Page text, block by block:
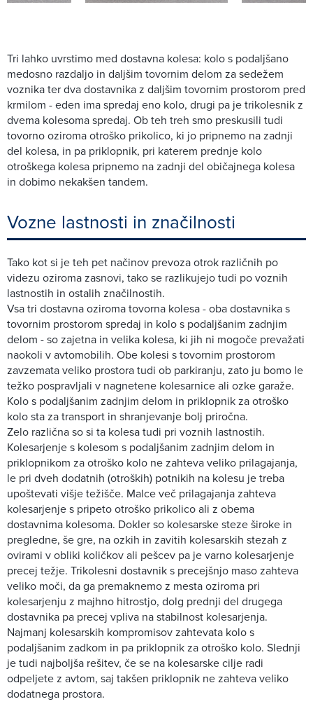
Tri lahko uvrstimo med dostavna kolesa: kolo s podaljšano
medosno razdaljo in daljšim tovornim delom za sedežem
voznika ter dva dostavnika z daljšim tovornim prostorom pred
krmilom - eden ima spredaj eno kolo, drugi pa je trikolesnik z
dvema kolesoma spredaj. Ob teh treh smo preskusili tudi
tovorno oziroma otroško prikolico, ki jo pripnemo na zadnji
del kolesa, in pa priklopnik, pri katerem prednje kolo
otroškega kolesa pripnemo na zadnji del običajnega kolesa
in dobimo nekakšen tandem.
Vozne lastnosti in značilnosti
Tako kot si je teh pet načinov prevoza otrok različnih po
videzu oziroma zasnovi, tako se razlikujejo tudi po voznih
lastnostih in ostalih značilnostih.
Vsa tri dostavna oziroma tovorna kolesa - oba dostavnika s
tovornim prostorom spredaj in kolo s podaljšanim zadnjim
delom - so zajetna in velika kolesa, ki jih ni mogoče prevažati
naokoli v avtomobilih. Obe kolesi s tovornim prostorom
zavzemata veliko prostora tudi ob parkiranju, zato ju bomo le
težko pospravljali v nagnetene kolesarnice ali ozke garaže.
Kolo s podaljšanim zadnjim delom in priklopnik za otroško
kolo sta za transport in shranjevanje bolj priročna.
Zelo različna so si ta kolesa tudi pri voznih lastnostih.
Kolesarjenje s kolesom s podaljšanim zadnjim delom in
priklopnikom za otroško kolo ne zahteva veliko prilagajanja,
le pri dveh dodatnih (otroških) potnikih na kolesu je treba
upoštevati višje težišče. Malce več prilagajanja zahteva
kolesarjenje s pripeto otroško prikolico ali z obema
dostavnima kolesoma. Dokler so kolesarske steze široke in
pregledne, še gre, na ozkih in zavitih kolesarskih stezah z
ovirami v obliki količkov ali pešcev pa je varno kolesarjenje
precej težje. Trikolesni dostavnik s precejšnjo maso zahteva
veliko moči, da ga premaknemo z mesta oziroma pri
kolesarjenju z majhno hitrostjo, dolg prednji del drugega
dostavnika pa precej vpliva na stabilnost kolesarjenja.
Najmanj kolesarskih kompromisov zahtevata kolo s
podaljšanim zadkom in pa priklopnik za otroško kolo. Slednji
je tudi najboljša rešitev, če se na kolesarske cilje radi
odpeljete z avtom, saj takšen priklopnik ne zahteva veliko
dodatnega prostora.